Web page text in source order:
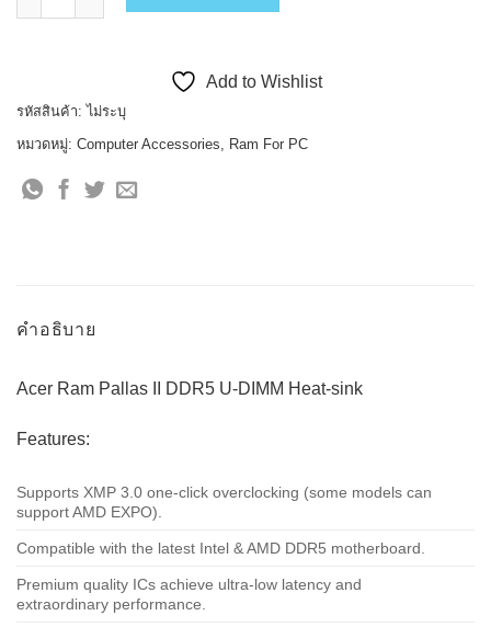
Add to Wishlist
รหัสสินค้า:ไม่ระบุ
หมวดหมู่: Computer Accessories Ram For PC
คำอธิบาย
Acer Ram Pallas II DDR5 U-DIMM Heat-sink
Features:
Supports XMP 3.0 one-click overclocking (some models can
support AMD EXPO).
Compatible with the latest Intel & AMD DDR5 motherboard.
Premium quality ICs achieve ultra-low latency and
extraordinary performance.